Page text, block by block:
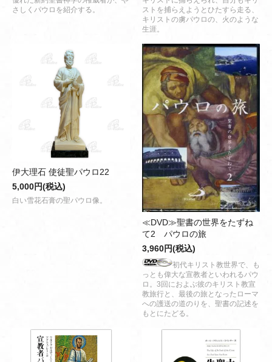
さしくパウロを紹介する。
ストを捕らえようとひたすら走る、
キリストの虜パウロの、火のような
生涯。
伊大理石 使徒聖パウロ22
5,000円(税込)
白い雪花石膏の聖パウロ像。
≪DVD≫聖書の世界をたずね
て2 パウロの旅
3,960円(税込)
初代キリスト教世界で、も
っとも偉大な宣教者といわれるパウ
ロ。3回におよぶ彼のキリスト教宣
教旅行と、最後の旅となったローマ
への護送の道のりを、聖書の記述を
もとにたどる。